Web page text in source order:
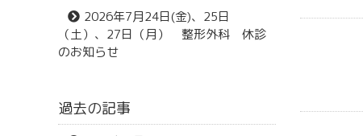
2026年7月24日(金)、25日
（土）、27日（月） 整形外科 休診
のお知らせ
過去の記事